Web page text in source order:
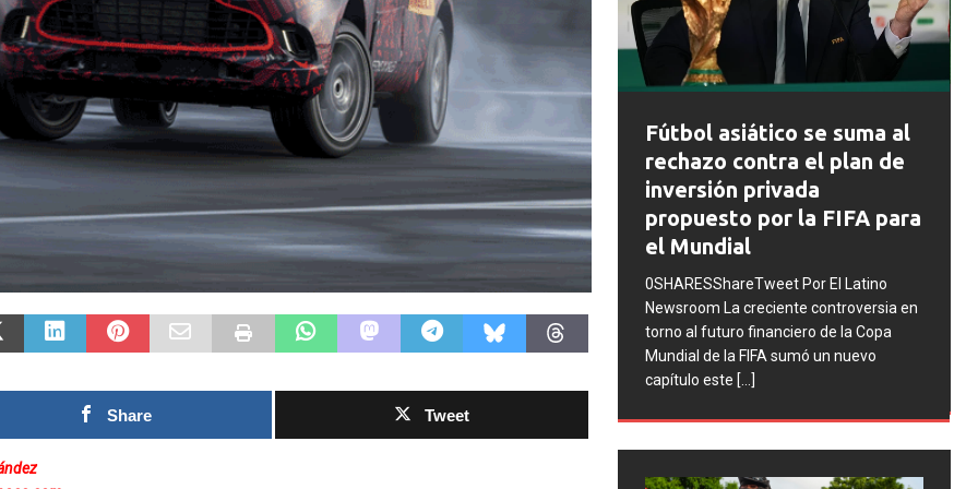
Share Tweet
Las Islas Malvinas y el
deporte: una historia de
identidad, memoria y
pasión nacional
0SHARESShareTweet Por El Latino
de la historia, mucho más que una
competencia entre equipos o atletas. En
Fútbol asiático se suma al
rechazo contra el plan de
inversión privada
propuesto por la FIFA para
el Mundial
torno al futuro financiero de la Copa
Mundial de la FIFA sumó un nuevo
FIFA abre expedientes
disciplinarios contra
Argentina tras los
incidentes en la final del
Mundial 2026
0SHARESShareTweet Por El Latino
Newsroom La FIFA inició una serie de
procesos disciplinarios contra la
Asociación del Fútbol Argentino (AFA),
cuatro integrantes de la selección